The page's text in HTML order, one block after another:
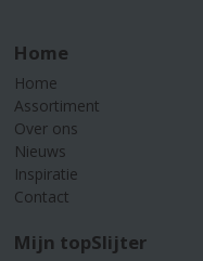
Home
Home
Assortiment
Over ons
Nieuws
Inspiratie
Contact
Mijn topSlijter